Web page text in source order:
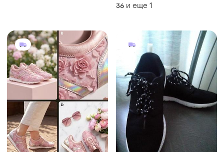
36 и еще 1